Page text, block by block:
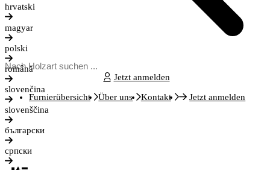
Jetzt anmelden
Furnierübersicht Über uns Kontakt Jetzt anmelden
hrvatski
magyar
polski
română
slovenčina
slovenščina
български
српски